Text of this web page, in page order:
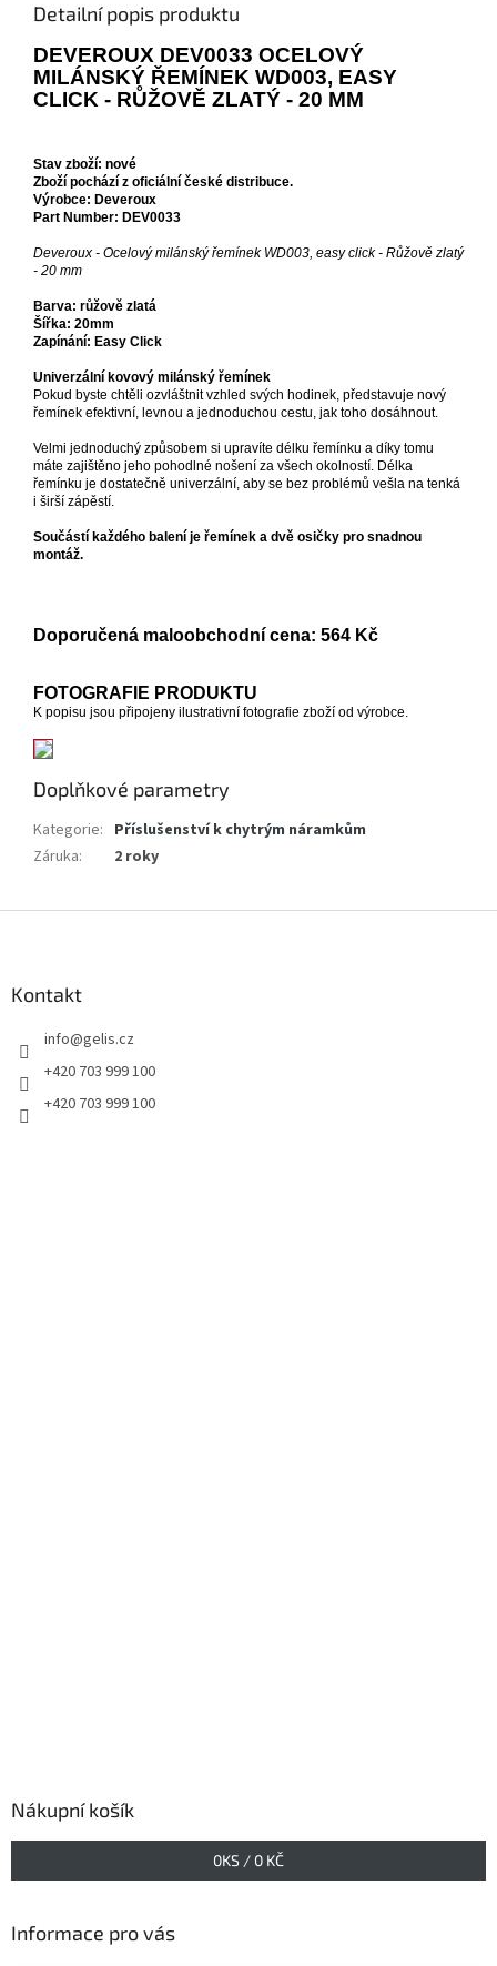
Detailní popis produktu
DEVEROUX DEV0033 OCELOVÝ
MILÁNSKÝ ŘEMÍNEK WD003, EASY
CLICK - RŮŽOVĚ ZLATÝ - 20 MM
Stav zboží: nové
Zboží pochází z oficiální české distribuce.
Výrobce: Deveroux
Part Number: DEV0033
Deveroux - Ocelový milánský řemínek WD003, easy click - Růžově zlatý
- 20 mm
Barva: růžově zlatá
Šířka: 20mm
Zapínání: Easy Click
Univerzální kovový milánský řemínek
Pokud byste chtěli ozvláštnit vzhled svých hodinek, představuje nový
řemínek efektivní, levnou a jednoduchou cestu, jak toho dosáhnout.
Velmi jednoduchý způsobem si upravíte délku řemínku a díky tomu
máte zajištěno jeho pohodlné nošení za všech okolností. Délka
řemínku je dostatečně univerzální, aby se bez problémů vešla na tenká
i širší zápěstí.
Součástí každého balení je řemínek a dvě osičky pro snadnou
montáž.
Doporučená maloobchodní cena: 564 Kč
FOTOGRAFIE PRODUKTU
K popisu jsou připojeny ilustrativní fotografie zboží od výrobce.
Doplňkové parametry
Kategorie: Příslušenství k chytrým náramkům
Záruka: 2 roky
Kontakt
info@gelis.cz
+420 703 999 100
+420 703 999 100
Nákupní košík
0KS / 0 KČ
Informace pro vás